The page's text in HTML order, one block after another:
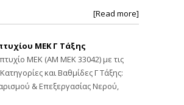
[Read more]
ΜΕΚ Γ Τάξης
πτυχίο ΜΕΚ (ΑΜ ΜΕΚ 33042) με τις
και Βαθμίδες Γ Τάξης:
& Επεξεργασίας Νερού,